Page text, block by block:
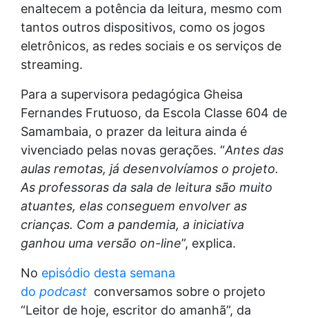
enaltecem a potência da leitura, mesmo com
tantos outros dispositivos, como os jogos
eletrônicos, as redes sociais e os serviços de
streaming.
Para a supervisora pedagógica Gheisa
Fernandes Frutuoso, da Escola Classe 604 de
Samambaia, o prazer da leitura ainda é
vivenciado pelas novas gerações. “Antes das
aulas remotas, já desenvolvíamos o projeto.
As professoras da sala de leitura são muito
atuantes, elas conseguem envolver as
crianças. Com a pandemia, a iniciativa
ganhou uma versão on-line”, explica.
No episódio desta semana
do podcast conversamos sobre o projeto
“Leitor de hoje, escritor do amanhã”, da